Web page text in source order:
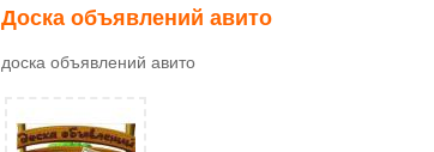
Доска объявлений авито
доска объявлений авито